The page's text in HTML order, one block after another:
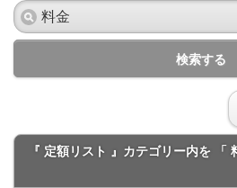
検索する
『 定額リスト 』カテゴリー内を 「